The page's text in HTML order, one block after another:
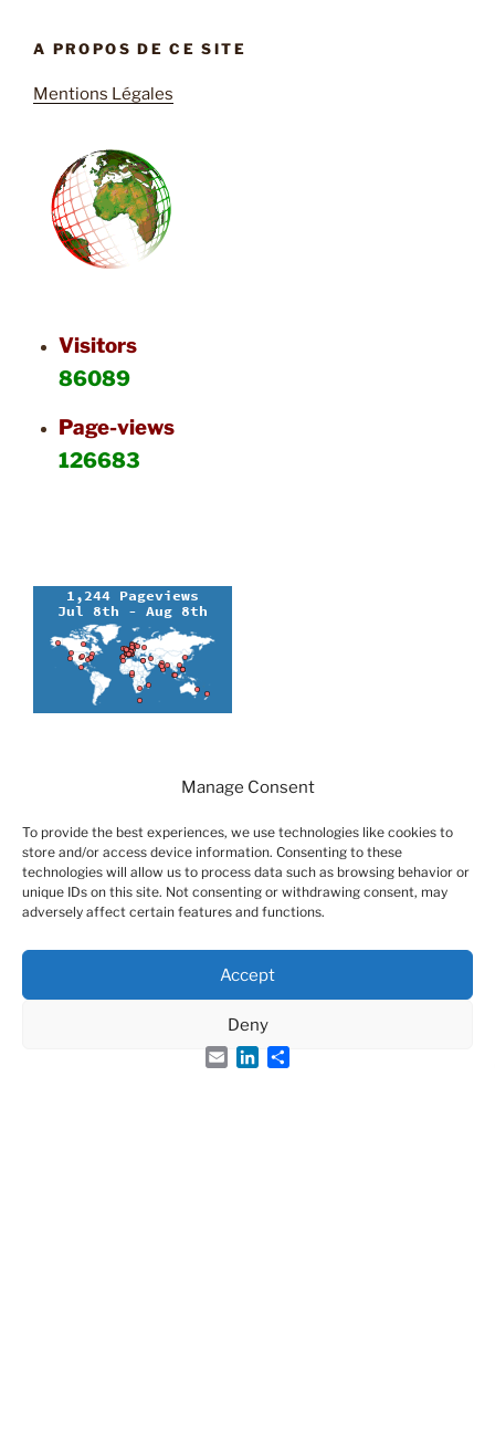
Manage Consent
To provide the best experiences, we use technologies like cookies to
store and/or access device information. Consenting to these
technologies will allow us to process data such as browsing behavior or
unique IDs on this site. Not consenting or withdrawing consent, may
adversely affect certain features and functions.
Accept
Deny
A PROPOS DE CE SITE
Mentions Légales
Visitors
86089
Page-views
126683
EmailLinkedIn